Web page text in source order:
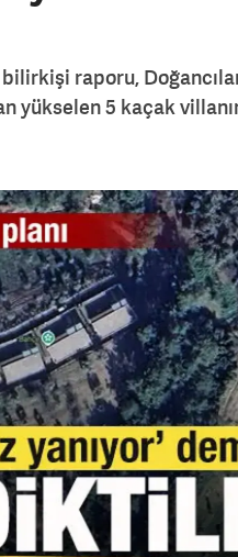
raporu,
yükselen 5 kaçak